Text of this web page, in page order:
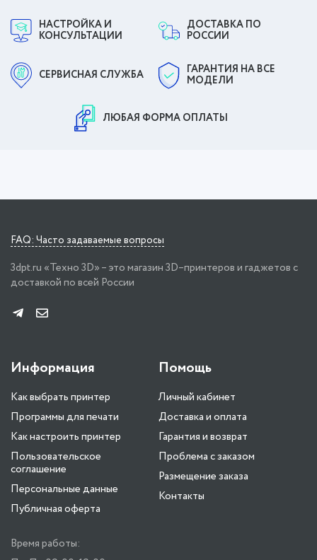
НАСТРОЙКА И
КОНСУЛЬТАЦИИ
ДОСТАВКА ПО
РОССИИ
СЕРВИСНАЯ СЛУЖБА
ГАРАНТИЯ НА ВСЕ
МОДЕЛИ
ЛЮБАЯ ФОРМА ОПЛАТЫ
FAQ: Часто задаваемые вопросы
3dpt.ru «Техно 3D» – это магазин 3D–принтеров и гаджетов с
доставкой по всей России
Информация
Как выбрать принтер
Программы для печати
Как настроить принтер
Пользовательское
соглашение
Персональные данные
Публичная оферта
Помощь
Личный кабинет
Доставка и оплата
Гарантия и возврат
Проблема с заказом
Размещение заказа
Контакты
Время работы: